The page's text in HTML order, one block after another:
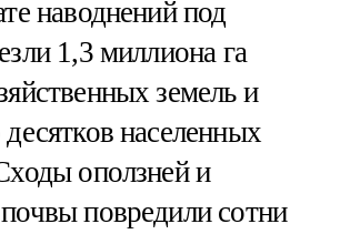
наводнений под
1,3 миллиона га
земель и
десятков населенных
оползней и
повредили сотни